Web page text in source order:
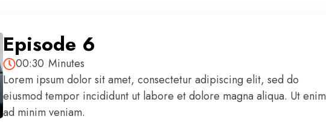
Episode 6
00:30 Minutes
Lorem ipsum dolor sit amet, consectetur adipiscing elit, sed do
eiusmod tempor incididunt ut labore et dolore magna aliqua. Ut enim
ad minim veniam.